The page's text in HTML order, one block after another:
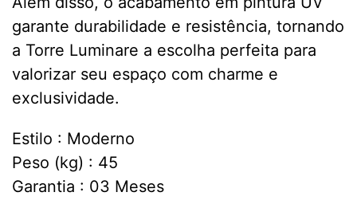
garante durabilidade e resistência, tornando
a Torre Luminare a escolha perfeita para
valorizar seu espaço com charme e
exclusividade.
Estilo : Moderno
Peso (kg) : 45
Garantia : 03 Meses